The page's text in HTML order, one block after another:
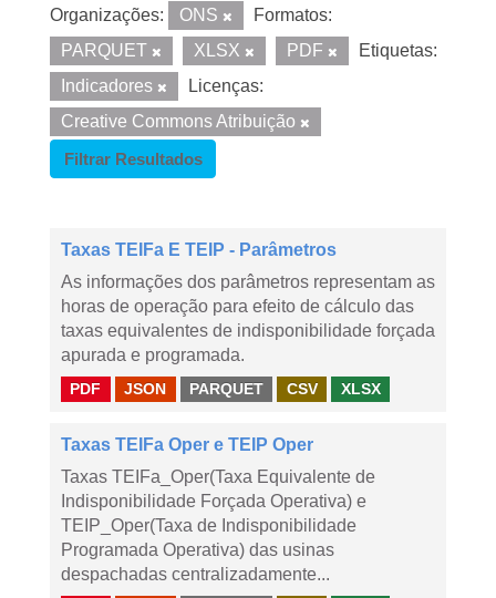
Organizações: ONS
Formatos:
PARQUET
XLSX PDF
Etiquetas:
Indicadores
Licenças:
Creative Commons Atribuição
Filtrar Resultados
Taxas TEIFa E TEIP - Parâmetros
As informações dos parâmetros representam as
horas de operação para efeito de cálculo das
taxas equivalentes de indisponibilidade forçada
apurada e programada.
PDF JSON PARQUET CSV XLSX
Taxas TEIFa Oper e TEIP Oper
Taxas TEIFa_Oper(Taxa Equivalente de
Indisponibilidade Forçada Operativa) e
TEIP_Oper(Taxa de Indisponibilidade
Programada Operativa) das usinas
despachadas centralizadamente...